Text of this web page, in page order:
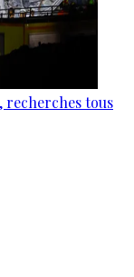
recherches tous